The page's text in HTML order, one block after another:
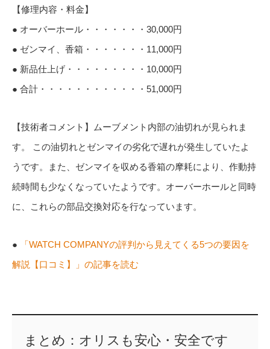
【修理内容・料金】
● オーバーホール・・・・・・・30,000円
● ゼンマイ、香箱・・・・・・・11,000円
● 新品仕上げ・・・・・・・・・10,000円
● 合計・・・・・・・・・・・・51,000円
【技術者コメント】ムーブメント内部の油切れが見られま
す。 この油切れとゼンマイの劣化で遅れが発生していたよ
うです。また、ゼンマイを収める香箱の摩耗により、作動持
続時間も少なくなっていたようです。オーバーホールと同時
に、これらの部品交換対応を行なっています。
●
「WATCH COMPANYの評判から見えてくる5つの要因を
解説【口コミ】」の記事を読む
まとめ：オリスも安心・安全です